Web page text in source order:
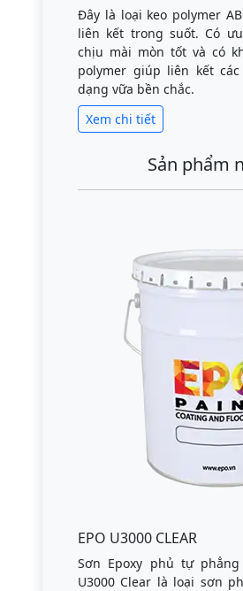
Đây là loại keo polymer
liên kết trong suốt. Có
chịu mài mòn tốt và có
polymer giúp liên kết
dạng vữa bền chắc.
Xem chi tiết
Sản phẩm
EPO U3000 CLEAR
Sơn Epoxy phủ tự phẳng
U3000 Clear là loại sơn